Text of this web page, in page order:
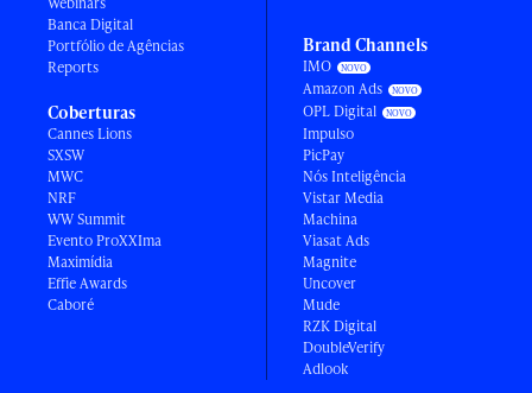
Banca Digital
Portfólio de Agências
Reports
Coberturas
Cannes Lions
SXSW
MWC
NRF
WW Summit
Evento ProXXIma
Maximídia
Effie Awards
Caboré
Brand Channels
IMO
Amazon Ads
OPL Digital
Impulso
PicPay
Nós Inteligência
Vistar Media
Machina
Viasat Ads
Magnite
Uncover
Mude
RZK Digital
DoubleVerify
Adlook